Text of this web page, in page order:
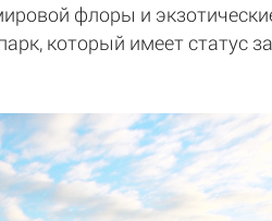
флоры и
который имеет статус